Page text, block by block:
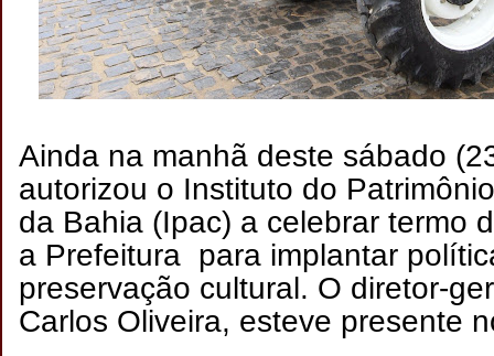
Ainda na manhã deste sábado
autorizou o Instituto do
da Bahia (Ipac) a celebrar termo
a Prefeitura para implantar
preservação cultural. O diretor-
Carlos Oliveira, esteve presente